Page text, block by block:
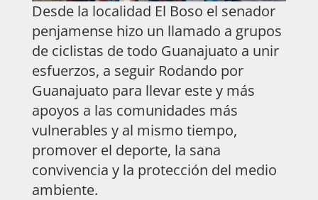
Desde la localidad El Boso el senador
penjamense hizo un llamado a grupos
de ciclistas de todo Guanajuato a unir
esfuerzos, a seguir Rodando por
Guanajuato para llevar este y más
apoyos a las comunidades más
vulnerables y al mismo tiempo,
promover el deporte, la sana
convivencia y la protección del medio
ambiente.